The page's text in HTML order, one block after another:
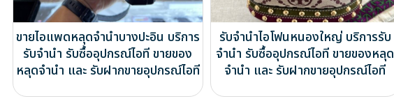
ขายไอแพดหลุดจำนำบางปะอิน บริการ
รับจำนำ รับซื้ออุปกรณ์ไอที ขายของ
หลุดจำนำ และ รับฝากขายอุปกรณ์ไอที
รับจำนำไอโฟนหนองใหญ่ บริการรับ
จำนำ รับซื้ออุปกรณ์ไอที ขายของหลุด
จำนำ และ รับฝากขายอุปกรณ์ไอที